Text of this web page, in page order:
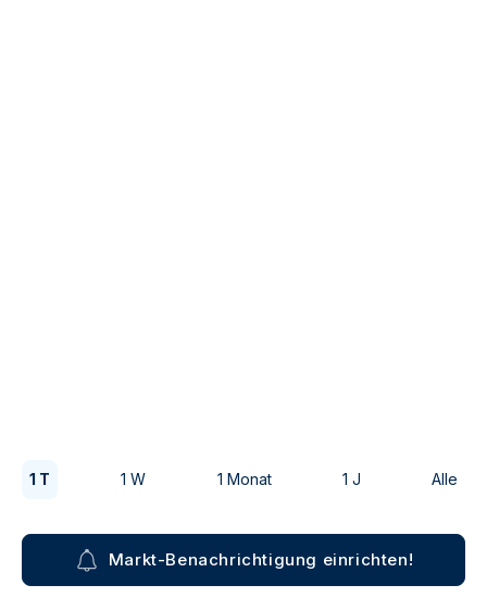
1 T 1 W 1 Monat 1 J Alle
Markt-Benachrichtigung einrichten!